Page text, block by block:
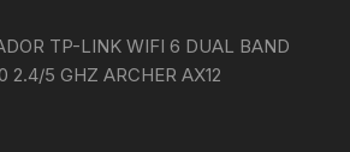
TP-LINK WIFI 6 DUAL BAND
2.4/5 GHZ ARCHER AX12